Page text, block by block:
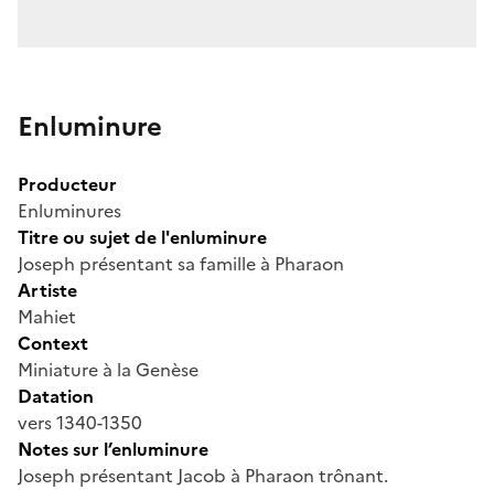
Enluminure
Producteur
Enluminures
Titre ou sujet de l'enluminure
Joseph présentant sa famille à Pharaon
Artiste
Mahiet
Context
Miniature à la Genèse
Datation
vers 1340-1350
Notes sur l’enluminure
Joseph présentant Jacob à Pharaon trônant.